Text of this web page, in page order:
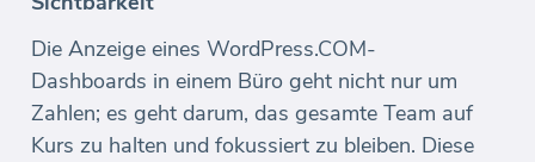
Die Anzeige eines WordPress.COM-
Dashboards in einem Büro geht nicht nur um
Zahlen; es geht darum, das gesamte Team auf
Kurs zu halten und fokussiert zu bleiben. Diese